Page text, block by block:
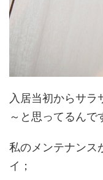
入居当初からサ
～と思ってるんで
私のメンテナンス
イ；